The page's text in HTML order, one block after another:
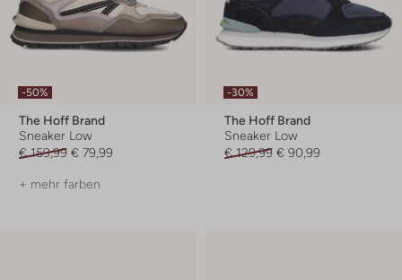
-50%
The Hoff Brand
Sneaker Low
€ 159,99 € 79,99
+ mehr farben
-30%
The Hoff Brand
Sneaker Low
€ 129,99 € 90,99